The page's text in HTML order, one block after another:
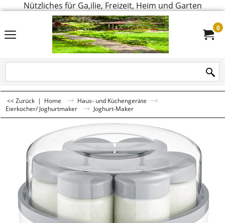
Nützliches für Ga,ilie, Freizeit, Heim und Garten
0
<< Zurück | Home
Haus- und Küchengeräte
Eierkocher/ Joghurtmaker
Joghurt-Maker